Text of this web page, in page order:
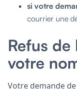
si votre
courrier une
Refus
votre
Votre demande